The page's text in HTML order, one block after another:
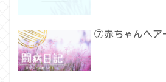
⑦赤ちゃんヘア